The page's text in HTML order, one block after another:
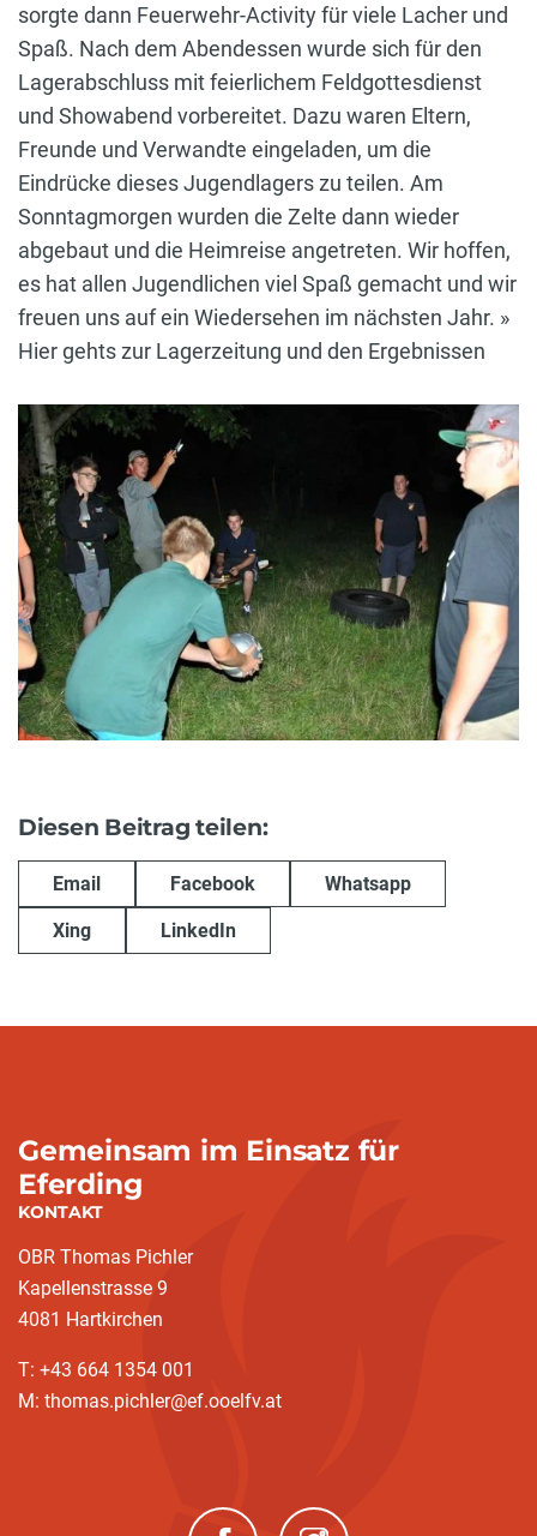
sorgte dann Feuerwehr-Activity für viele Lacher und
Spaß. Nach dem Abendessen wurde sich für den
Lagerabschluss mit feierlichem Feldgottesdienst
und Showabend vorbereitet. Dazu waren Eltern,
Freunde und Verwandte eingeladen, um die
Eindrücke dieses Jugendlagers zu teilen. Am
Sonntagmorgen wurden die Zelte dann wieder
abgebaut und die Heimreise angetreten. Wir hoffen,
es hat allen Jugendlichen viel Spaß gemacht und wir
freuen uns auf ein Wiedersehen im nächsten Jahr. »
Hier gehts zur Lagerzeitung und den Ergebnissen
Diesen Beitrag teilen:
Email Facebook Whatsapp
Xing LinkedIn
Gemeinsam im Einsatz für
Eferding
KONTAKT
OBR Thomas Pichler
Kapellenstrasse 9
4081 Hartkirchen
T: +43 664 1354 001
M: thomas.pichler@ef.ooelfv.at